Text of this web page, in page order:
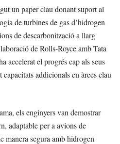
un paper clau donant suport al
de turbines de gas d’hidrogen
de descarbonització a llarg
de Rolls-Royce amb Tata
accelerat el progrés cap als seus
addicionals en àrees clau
els enginyers van demostrar
adaptable per a avions de
manera segura amb hidrogen